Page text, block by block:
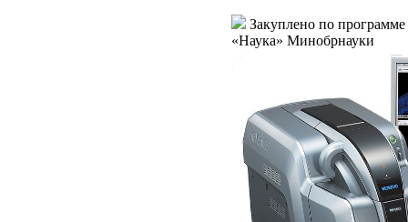
Закуплено по
«Наука» Минобрнауки